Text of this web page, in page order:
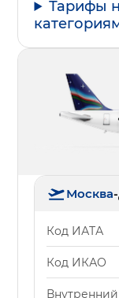
Тарифы
Москва-
Код ИАТА
Код ИКАО